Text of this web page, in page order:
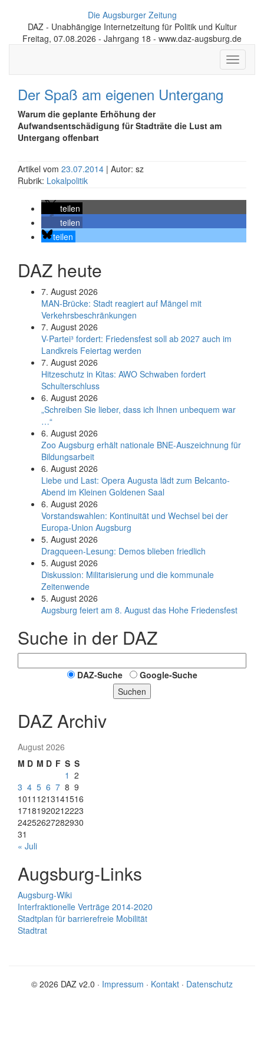
Die Augsburger Zeitung
DAZ - Unabhängige Internetzeitung für Politik und Kultur
Freitag, 07.08.2026 - Jahrgang 18 - www.daz-augsburg.de
Toggle
Der Spaß am eigenen Untergang
Warum die geplante Erhöhung der
Aufwandsentschädigung für Stadträte die Lust am
Untergang offenbart
Artikel vom 23.07.2014 | Autor: sz
Rubrik: Lokalpolitik
teilen
teilen
teilen
DAZ heute
7. August 2026
MAN-Brücke: Stadt reagiert auf Mängel mit
Verkehrsbeschränkungen
7. August 2026
V-Partei­³ fordert: Friedens­fest soll ab 2027 auch im
Land­kreis Feier­tag werden
7. August 2026
Hitzeschutz in Kitas: AWO Schwaben fordert
Schulterschluss
6. August 2026
„Schreiben Sie lieber, dass ich Ihnen unbequem war
…“
6. August 2026
Zoo Augsburg erhält nationale BNE-Auszeichnung für
Bildungsarbeit
6. August 2026
Liebe und Last: Opera Augusta lädt zum Belcanto-
Abend im Kleinen Goldenen Saal
6. August 2026
Vorstandswahlen: Kontinuität und Wechsel bei der
Europa-Union Augsburg
5. August 2026
Dragqueen-Lesung: Demos blieben friedlich
5. August 2026
Diskussion: Mi­li­ta­ri­sie­rung und die kommunale
Zeitenwende
5. August 2026
Augsburg feiert am 8. August das Hohe Friedensfest
Suche in der DAZ
DAZ-Suche
Google-Suche
Suchen
DAZ Archiv
August 2026
M D M D F S S
1 2
3 4 5 6 7 8 9
1011 1213141516
17181920212223
24252627282930
31
« Juli
Augsburg-Links
Augsburg-Wiki
Interfraktionelle Verträge 2014-2020
Stadtplan für barrierefreie Mobilität
Stadtrat
© 2026 DAZ v2.0 · Impressum · Kontakt · Datenschutz